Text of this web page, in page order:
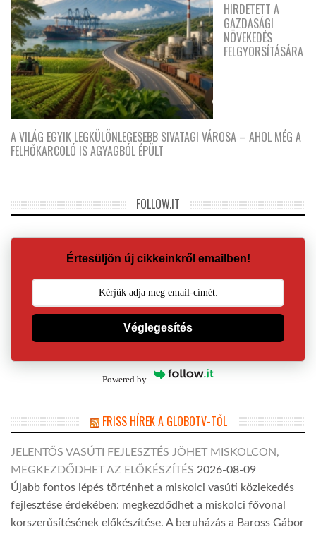
HIRDETETT A
GAZDASÁGI
NÖVEKEDÉS
FELGYORSÍTÁSÁRA
A VILÁG EGYIK LEGKÜLÖNLEGESEBB SIVATAGI VÁROSA – AHOL MÉG A
FELHŐKARCOLÓ IS AGYAGBÓL ÉPÜLT
FOLLOW.IT
Értesüljön új cikkeinkről emailben!
Véglegesítés
Powered by
FRISS HÍREK A GLOBOTV-TŐL
JELENTŐS VASÚTI FEJLESZTÉS JÖHET MISKOLCON,
MEGKEZDŐDHET AZ ELŐKÉSZÍTÉS 2026-08-09
Újabb fontos lépés történhet a miskolci vasúti közlekedés
fejlesztése érdekében: megkezdődhet a miskolci fővonal
korszerűsítésének előkészítése. A beruházás a Baross Gábor